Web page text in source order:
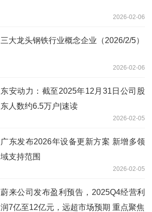
2026-02-06
三大龙头钢铁行业概念企业（2026/2/5）
2026-02-06
东安动力：截至2025年12月31日公司股
东人数约6.5万户|速读
2026-02-05
广东发布2026年设备更新方案 新增多领
域支持范围
2026-02-05
蔚来公司发布盈利预告，2025Q4经营利
润7亿至12亿元，远超市场预期 重点聚焦